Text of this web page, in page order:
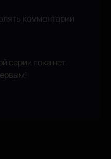
комментарии
серии пока нет.